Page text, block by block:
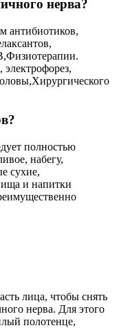
нерва?
антибиотиков,
полностью
набегу,
сухие,
и напитки
лица, чтобы снять
нерва. Для этого
полотенце,